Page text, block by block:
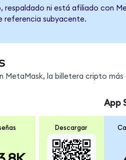
ni está afiliado con
referencia subyacente.
MetaMask, la billetera cripto
Descargar
App